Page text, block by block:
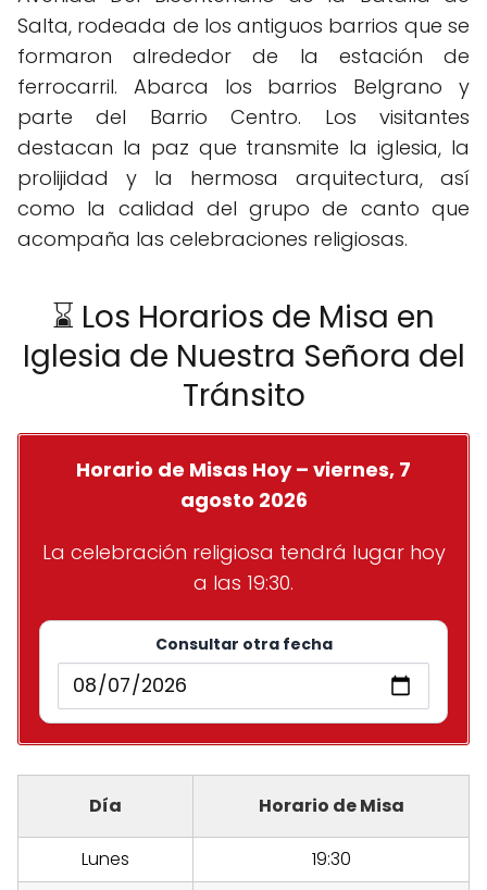
Salta, rodeada de los antiguos barrios que se
formaron alrededor de la estación de
ferrocarril. Abarca los barrios Belgrano y
parte del Barrio Centro. Los visitantes
destacan la paz que transmite la iglesia, la
prolijidad y la hermosa arquitectura, así
como la calidad del grupo de canto que
acompaña las celebraciones religiosas.
⌛ Los Horarios de Misa en
Iglesia de Nuestra Señora del
Tránsito
Horario de Misas Hoy – viernes, 7
agosto 2026
La celebración religiosa tendrá lugar hoy
a las 19:30.
Consultar otra fecha
Día Horario de Misa
Lunes
19:30